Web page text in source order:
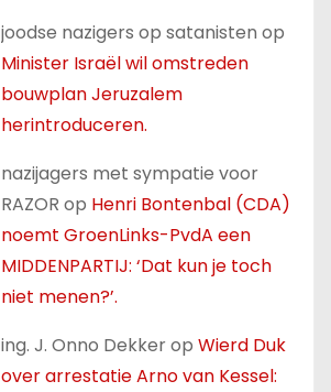
joodse nazigers op satanisten op
Minister Israël wil omstreden
bouwplan Jeruzalem
herintroduceren.
nazijagers met sympatie voor
RAZOR op Henri Bontenbal (CDA)
noemt GroenLinks-PvdA een
MIDDENPARTIJ: ‘Dat kun je toch
niet menen?’.
ing. J. Onno Dekkerop Wierd Duk
over arrestatie Arno van Kessel: